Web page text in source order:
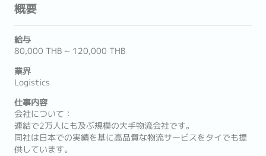
概要
給与
80,000 THB ~ 120,000 THB
業界
Logistics
仕事内容
会社について：
連結で2万人にも及ぶ規模の大手物流会社です。
同社は日本での実績を基に高品質な物流サービスをタイでも提
供しています。